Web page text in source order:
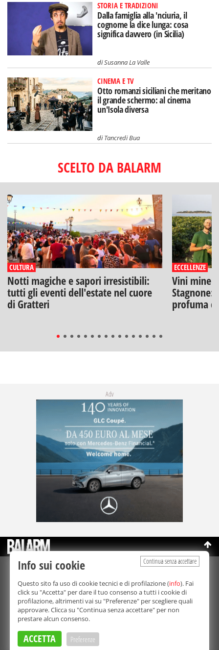
STORIA E TRADIZIONI
Dalla famiglia alla 'nciuria, il
cognome la dice lunga: cosa
significa davvero (in Sicilia)
diSusanna La Valle
CINEMA E TV
Otto romanzi siciliani che meritano
il grande schermo: al cinema
un'Isola diversa
diTancredi Bua
SCELTO DA BALARM
CULTURA
Notti magiche e sapori irresistibili:
tutti gli eventi dell'estate nel cuore
di Gratteri
ECCELLENZE
Vini
Stagnone:
profuma
Adv
©Copyright 2003-2026
Bmedia Srl- P.IVA 07064240828
La riproduzione totale o parziale di tutti i contenuti, in qualunque
forma, su qualsiasi supporto è proibita.
Balarm.it è una testata giornalistica registrata. Autorizzazione del
Tribunale di Palermo n° 32 del 21/10/2003
Direttore responsabile:
Continua senza accettare
Info sui cookie
Questo sito fa uso di cookie tecnici e di profilazione (info). Fai
click su "Accetta" per dare il tuo consenso a tutti i cookie di
profilazione, altrimenti vai su "Preferenze" per scegliere quali
approvare. Clicca su "Continua senza accettare" per non
prestare alcun consenso.
ACCETTA Preferenze